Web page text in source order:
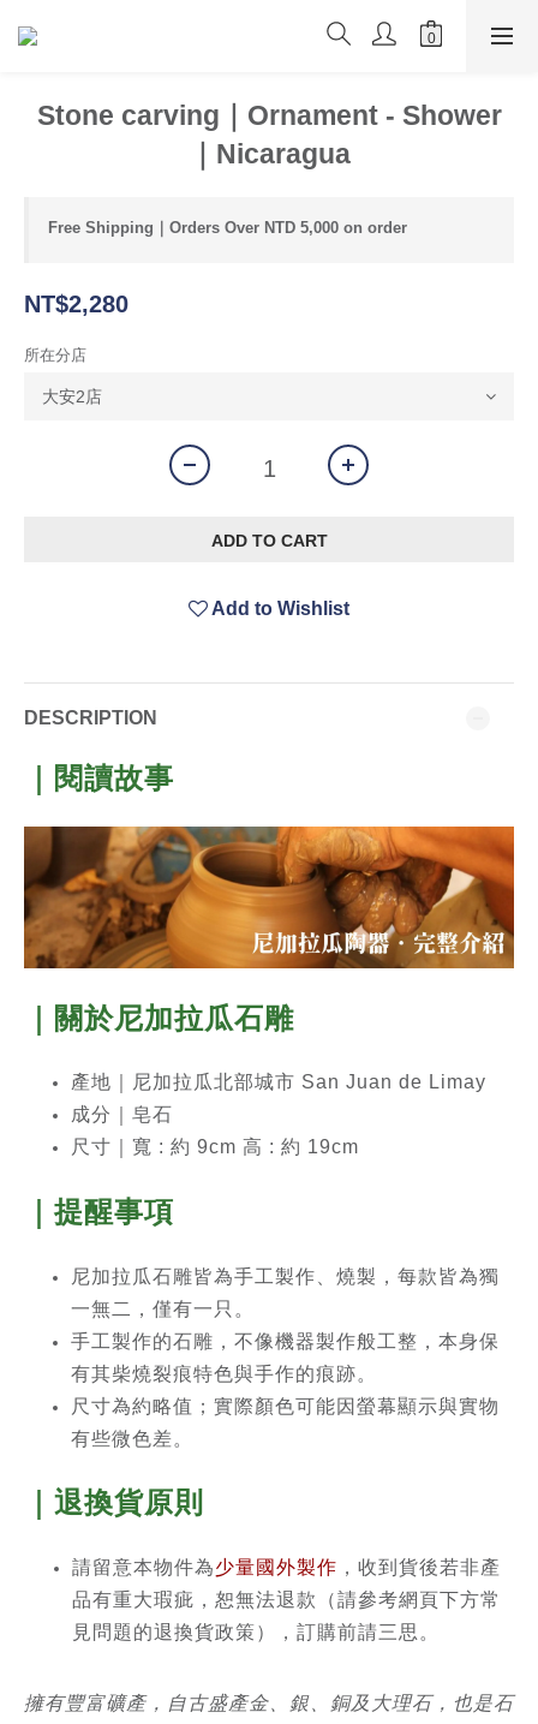
Stone carving｜Ornament - Shower
｜Nicaragua
Free Shipping｜Orders Over NTD 5,000 on order
NT$2,280
所在分店
ADD TO CART
Add to Wishlist
DESCRIPTION
｜閱讀故事
｜關於尼加拉瓜石雕
產地｜尼加拉瓜北部城市 San Juan de Limay
成分｜ 皂石
尺寸｜寬 : 約 9cm 高 : 約 19cm
｜提醒事項
尼加拉瓜石雕皆為手工製作、燒製，每款皆為獨
一無二，僅有一只。
手工製作的石雕，不像機器製作般工整，本身保
有其柴燒裂痕特色與手作的痕跡。
尺寸為約略值；實際顏色可能因螢幕顯示與實物
有些微色差。
｜退換貨原則
請留意本物件為少量國外製作 ，收到貨後若非產
品有重大瑕疵，恕無法退款（請參考網頁下方常
見問題的退換貨政策），訂購前請三思。
擁有豐富礦產，自古盛產金、銀、銅及大理石，也是石